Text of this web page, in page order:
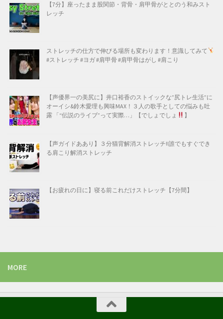
【7分】座ったまま股関節・背骨・肩甲骨がととのう和みスト
レッチ
ストレッチの仕方で伸びる場所も変わります！意識してみて
#ストレッチ #ヨガ #肩甲骨 #肩甲骨はがし #肩こり
【声優界一の美尻に】井口裕香のストイックな”尻トレ生活”に
オーイシ&鈴木愛理も興味MAX！３人の歌手としての悩みも吐
露 「“伝説のライブ”って実際…」【でしょでしょ
】
【声ガイドああり】３分猫背解消ストレッチ!!誰でもすぐでき
る肩こり解消ストレッチ
【お疲れの日に】寝る前これだけストレッチ【7分間】
MORE